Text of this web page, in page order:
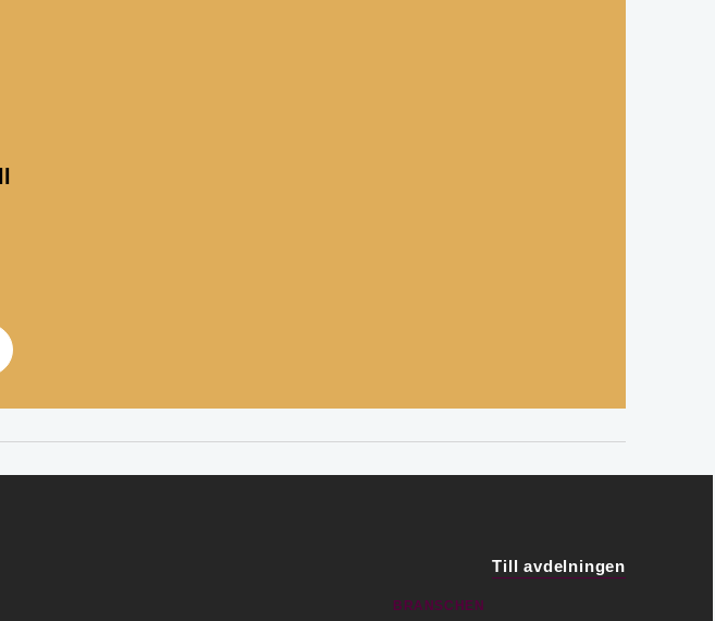
Till avdelningen
BRANSCHEN